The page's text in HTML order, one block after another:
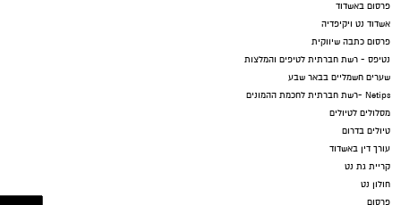
פרסום באשדוד
אשדוד נט ויקיפדיה
פרסום כתבה שיווקית
נטיפס - רשת חברתית לטיפים והמלצות
שערים חשמליים בבאר שבע
Netips -רשת חברתית לחכמת ההמונים
מסלולים לטיולים
טיולים בדרום
עורך דין באשדוד
קריית גת נט
חולון נט
פרסום